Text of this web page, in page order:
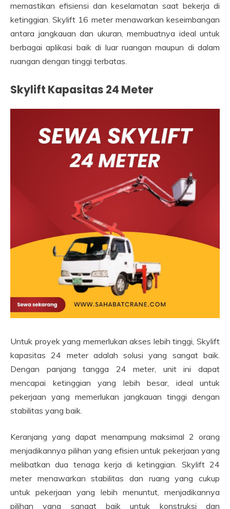
memastikan efisiensi dan keselamatan saat bekerja di
ketinggian. Skylift 16 meter menawarkan keseimbangan
antara jangkauan dan ukuran, membuatnya ideal untuk
berbagai aplikasi baik di luar ruangan maupun di dalam
ruangan dengan tinggi terbatas.
Skylift Kapasitas 24 Meter
Untuk proyek yang memerlukan akses lebih tinggi, Skylift
kapasitas 24 meter adalah solusi yang sangat baik.
Dengan panjang tangga 24 meter, unit ini dapat
mencapai ketinggian yang lebih besar, ideal untuk
pekerjaan yang memerlukan jangkauan tinggi dengan
stabilitas yang baik.
Keranjang yang dapat menampung maksimal 2 orang
menjadikannya pilihan yang efisien untuk pekerjaan yang
melibatkan dua tenaga kerja di ketinggian. Skylift 24
meter menawarkan stabilitas dan ruang yang cukup
untuk pekerjaan yang lebih menuntut, menjadikannya
pilihan yang sangat baik untuk konstruksi dan